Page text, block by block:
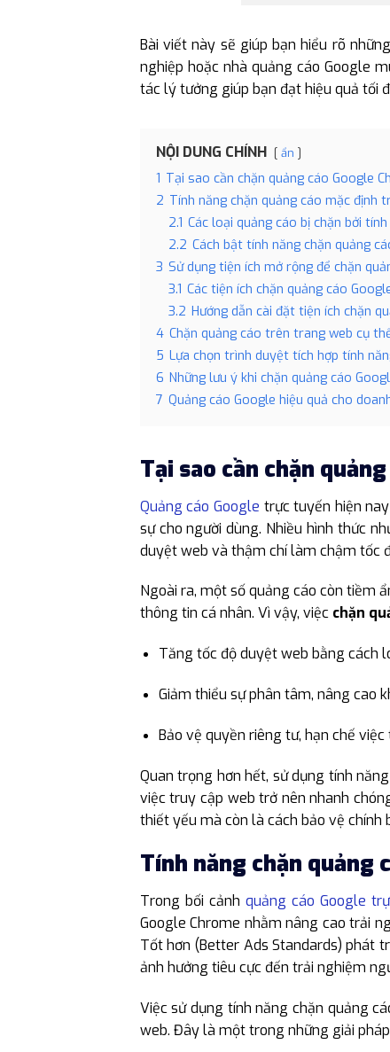
Bài viết này sẽ giúp bạn hiểu rõ
nghiệp hoặc nhà quảng cáo Google
tác lý tưởng giúp bạn đạt hiệu quả tối
NỘI DUNG CHÍNH ẩn
1 Tại sao cần chặn quảng cáo Google
2 Tính năng chặn quảng cáo mặc định
2.1 Các loại quảng cáo bị chặn bởi
2.2 Cách bật tính năng chặn quảng
3 Sử dụng tiện ích mở rộng để chặn
3.1 Các tiện ích chặn quảng cáo
3.2 Hướng dẫn cài đặt tiện ích chặn
4 Chặn quảng cáo trên trang web cụ
5 Lựa chọn trình duyệt tích hợp tính
6 Những lưu ý khi chặn quảng cáo
7 Quảng cáo Google hiệu quả cho
Tại sao cần chặn
Quảng cáo Google trực tuyến hiện
sự cho người dùng. Nhiều hình thức
duyệt web và thậm chí làm chậm tốc
Ngoài ra, một số quảng cáo còn tiềm
thông tin cá nhân. Vì vậy, việc chặn
Tăng tốc độ duyệt web bằng cách
Giảm thiểu sự phân tâm, nâng cao
Bảo vệ quyền riêng tư, hạn chế
Quan trọng hơn hết, sử dụng tính
việc truy cập web trở nên nhanh
thiết yếu mà còn là cách bảo vệ chính
Tính năng chặn quảng
Trong bối cảnh quảng cáo Google
Google Chrome nhằm nâng cao trải
Tốt hơn (Better Ads Standards) phát
ảnh hưởng tiêu cực đến trải nghiệm
Việc sử dụng tính năng chặn quảng
web. Đây là một trong những giải